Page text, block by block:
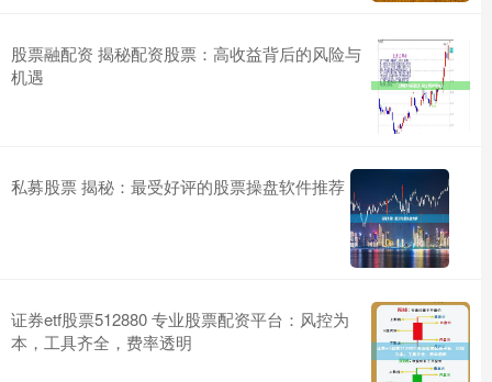
股票融配资 揭秘配资股票：高收益背后的风险与
机遇
私募股票 揭秘：最受好评的股票操盘软件推荐
证券etf股票512880 专业股票配资平台：风控为
本，工具齐全，费率透明